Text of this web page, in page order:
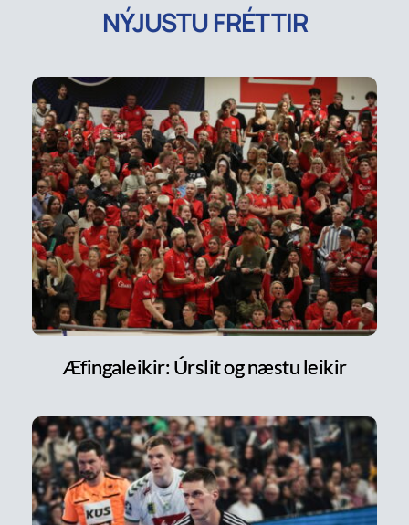
NÝJUSTU FRÉTTIR
Æfingaleikir: Úrslit og næstu leikir